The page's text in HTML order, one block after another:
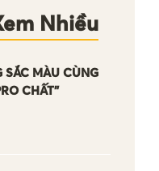
Nhiều
SẮC MÀU CÙNG
CHẤT”